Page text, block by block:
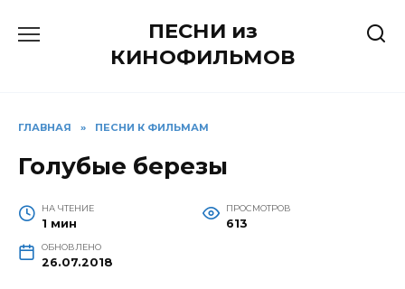
ПЕСНИ из
КИНОФИЛЬМОВ
ГЛАВНАЯ » ПЕСНИ К ФИЛЬМАМ
Голубые березы
НА ЧТЕНИЕ
1 мин
ПРОСМОТРОВ
613
ОБНОВЛЕНО
26.07.2018